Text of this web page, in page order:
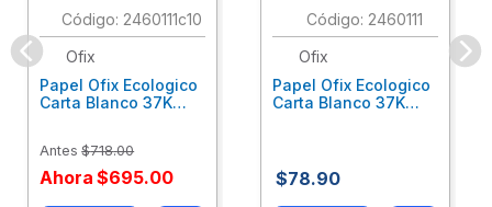
: 2460111c10
Ofix
Papel Ofix Ecologico
Carta Blanco 37K
Antes $718.00
Ahora $695.00
: 2460111
Ofix
Papel Ofix Ecologico
Carta Blanco 37K
$78.90